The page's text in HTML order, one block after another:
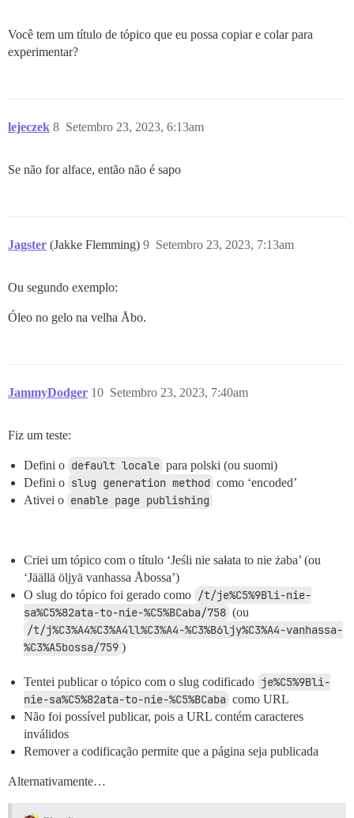
Você tem um título de tópico que eu possa copiar e colar para
experimentar?
lejeczek Setembro 23, 2023, 6:13am
8
Se não for alface, então não é sapo
Jagster (Jakke Flemming) Setembro 23, 2023, 7:13am
9
Ou segundo exemplo:
Óleo no gelo na velha Åbo.
JammyDodger Setembro 23, 2023, 7:40am
10
Fiz um teste:
Defini o default locale para polski (ou suomi)
Defini o slug generation method como ‘encoded’
Ativei o enable page publishing
Criei um tópico com o título ‘Jeśli nie sałata to nie żaba’ (ou
‘Jäällä öljyä vanhassa Åbossa’)
O slug do tópico foi gerado como /t/je%C5%9Bli-nie-
sa%C5%82ata-to-nie-%C5%BCaba/758 (ou
/t/j%C3%A4%C3%A4ll%C3%A4-%C3%B6ljy%C3%A4-vanhassa-
%C3%A5bossa/759 )
Tentei publicar o tópico com o slug codificado je%C5%9Bli-
nie-sa%C5%82ata-to-nie-%C5%BCaba como URL
Não foi possível publicar, pois a URL contém caracteres
inválidos
Remover a codificação permite que a página seja publicada
Alternativamente…